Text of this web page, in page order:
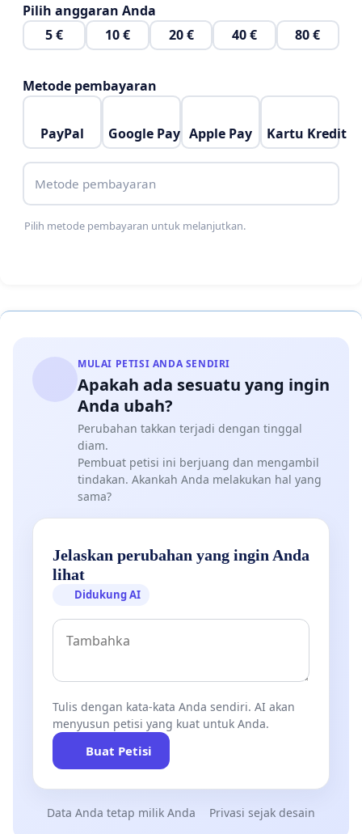
Pilih anggaran Anda
5 €
10 € 20 € 40 € 80 €
Metode pembayaran
PayPal Google Pay Apple Pay Kartu Kredit
Metode pembayaran
Pilih metode pembayaran untuk melanjutkan.
MULAI PETISI ANDA SENDIRI
Apakah ada sesuatu yang ingin
Anda ubah?
Perubahan takkan terjadi dengan tinggal
diam.
Pembuat petisi ini berjuang dan mengambil
tindakan. Akankah Anda melakukan hal yang
sama?
Jelaskan perubahan yang ingin Anda
lihat
Didukung AI
Tulis dengan kata-kata Anda sendiri. AI akan
menyusun petisi yang kuat untuk Anda.
Buat Petisi
Data Anda tetap milik Anda Privasi sejak desain